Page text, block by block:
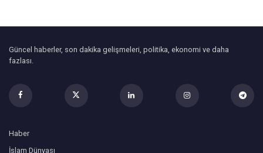
Güncel haberler, son dakika gelişmeleri, politika, ekonomi ve daha
fazlası.
Haber
İslam Dünyası